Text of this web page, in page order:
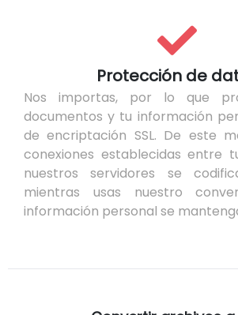
Protección de
Nos importas, por lo que
documentos y tu información
de encriptación SSL. De este
conexiones establecidas entre
nuestros servidores se
mientras usas nuestro
información personal se